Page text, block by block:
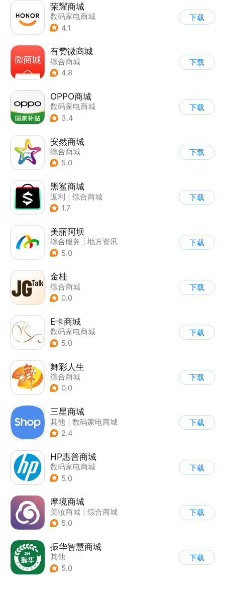
荣耀商城
数码家电商城
4.1
下载
有赞微商城
综合商城
4.8
下载
OPPO商城
数码家电商城
3.4
下载
安然商城
综合商城
5.0
下载
黑鲨商城
返利
综合商城
1.7
下载
美丽阿坝
综合服务
地方资讯
5.0
下载
金桂
综合商城
0.0
下载
E卡商城
数码家电商城
5.0
下载
舞彩人生
综合商城
0.0
下载
三星商城
其他
数码家电商城
2.4
下载
HP惠普商城
数码家电商城
5.0
下载
摩境商城
美妆商城
综合商城
5.0
下载
振华智慧商城
其他
5.0
下载